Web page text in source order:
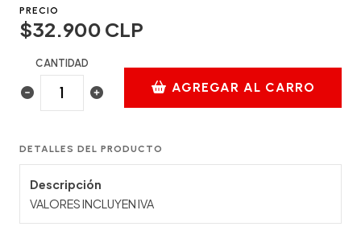
PRECIO
$32.900 CLP
CANTIDAD
AGREGAR AL CARRO
DETALLES DEL PRODUCTO
Descripción
VALORES INCLUYEN IVA